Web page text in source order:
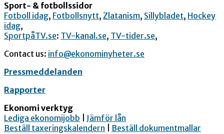
Sport- & fotbollssidor
Fotboll idag, Fotbollsnytt, Zlatanism, Sillybladet, Hockey
idag,
SportpåTV.se: TV-kanal.se, TV-tider.se,
Contact us: info@ekonominyheter.se
Pressmeddelanden
Rapporter
Ekonomi verktyg
Lediga ekonomijobb
Jämför lån
Beställ taxeringskalendern
Beställ dokumentmallar